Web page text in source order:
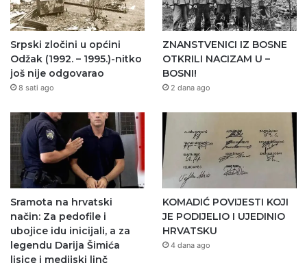
Srpski zločini u općini
Odžak (1992. – 1995.)-nitko
još nije odgovarao
8 sati ago
ZNANSTVENICI IZ BOSNE
OTKRILI NACIZAM U –
BOSNI!
2 dana ago
Sramota na hrvatski
način: Za pedofile i
ubojice idu inicijali, a za
legendu Darija Šimića
lisice i medijski linč
KOMADIĆ POVIJESTI KOJI
JE PODIJELIO I UJEDINIO
HRVATSKU
4 dana ago